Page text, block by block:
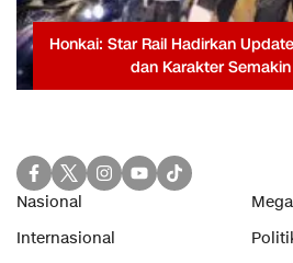
Honkai: Star Rail Hadirkan
dan Karakter
Nasional
Internasional